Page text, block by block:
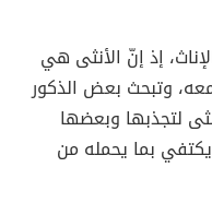
إذ إنّ الأنثى هي
معه، وتبحث بعض الذكور
لتجذبها وبعضها
يكتفي بما يحمله من